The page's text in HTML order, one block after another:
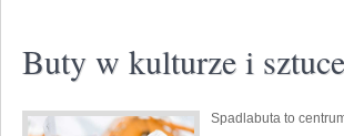
Buty w kulturze i sztuce
Spadlabuta to